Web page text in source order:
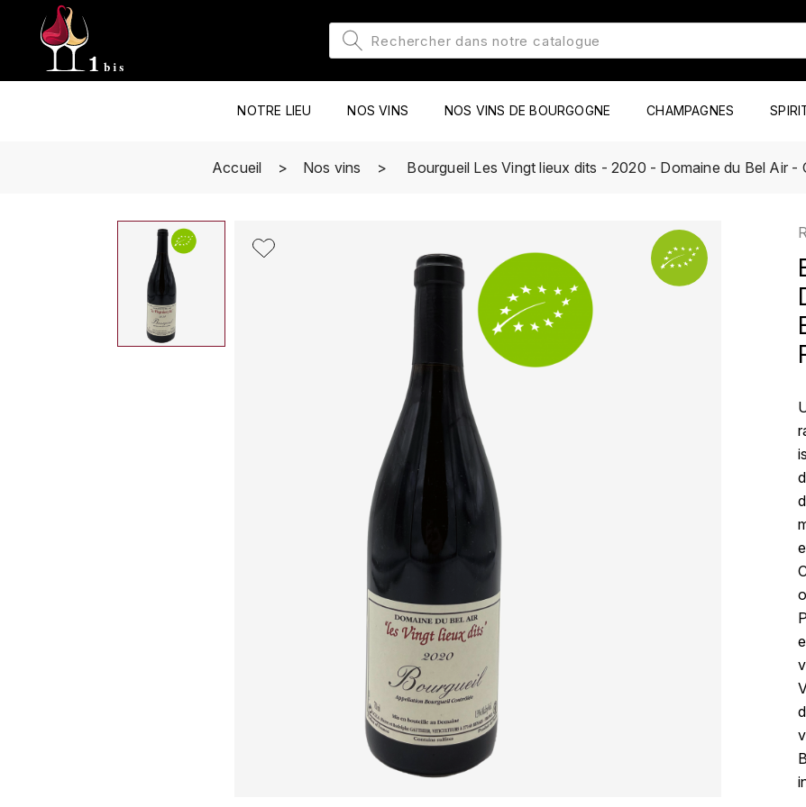
NOTRE LIEU NOS VINS NOS VINS DE BOURGOGNE CHAMPAGNES
Accueil Nos vins Bourgueil Les Vingt lieux dits - 2020 - Domaine du Bel Air -